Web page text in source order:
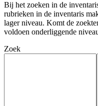
Bij het zoeken in de
rubrieken in de inventaris
lager niveau. Komt de
voldoen onderliggende
Zoek